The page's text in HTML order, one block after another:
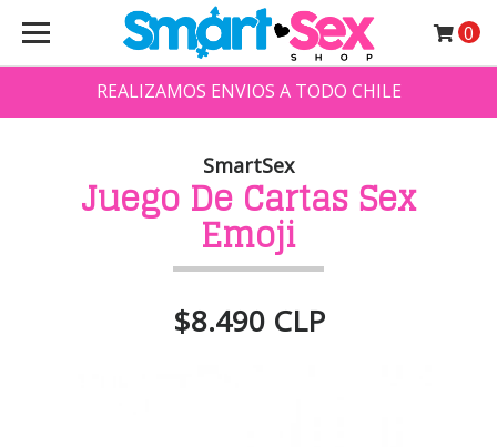
REALIZAMOS ENVIOS A TODO CHILE
0
SmartSex
Juego De Cartas Sex
Emoji
$8.490 CLP